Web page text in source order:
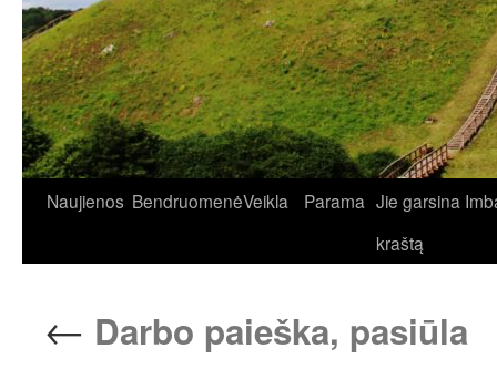
Naujienos BendruomenėVeikla Parama Jie garsina
kraštą
← Darbo paieška, pasiūla